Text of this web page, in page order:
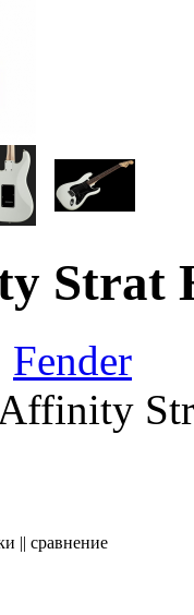
Strat
Fender
|| сравнение